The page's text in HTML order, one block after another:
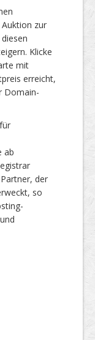
zur
Klicke
mit
erreicht,
Domain-
ab
der
so